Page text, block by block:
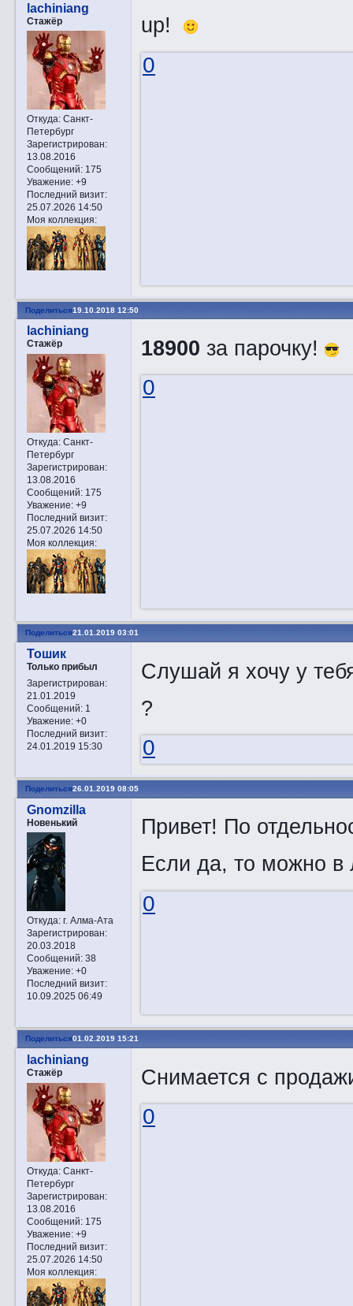
lachiniang
Стажёр
Откуда:Санкт-
Петербург
Зарегистрирован:
13.08.2016
Сообщений:175
Уважение: +9
Последний визит:
25.07.2026 14:50
Моя коллекция:
up!
0
Поделиться19.10.2018 12:50
lachiniang
Стажёр
Откуда:Санкт-
Петербург
Зарегистрирован:
13.08.2016
Сообщений:175
Уважение: +9
Последний визит:
25.07.2026 14:50
Моя коллекция:
18900 за парочку!
0
Поделиться21.01.2019 03:01
Тошик
Только прибыл
Зарегистрирован:
21.01.2019
Сообщений:1
Уважение: +0
Последний визит:
24.01.2019 15:30
Слушай я хочу у
?
0
Поделиться26.01.2019 08:05
Gnomzilla
Новенький
Откуда:г. Алма-Ата
Зарегистрирован:
20.03.2018
Сообщений:38
Уважение: +0
Последний визит:
10.09.2025 06:49
Привет! По
Если да, то можно в
0
Поделиться01.02.2019 15:21
lachiniang
Стажёр
Откуда:Санкт-
Петербург
Зарегистрирован:
13.08.2016
Сообщений:175
Уважение: +9
Последний визит:
25.07.2026 14:50
Моя коллекция:
Снимается с
0